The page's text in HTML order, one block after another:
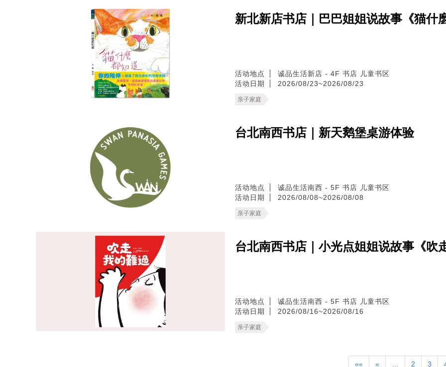
新北新店书店｜巴巴姐姐说故事《猫什
活动地点
诚品生活新店 - 4F 书店 儿童书区
活动日期
2026/08/23~2026/08/23
亲子家庭
台北南西书店｜新天鹅堡桌游体验
活动地点
诚品生活南西 - 5F 书店 儿童书区
活动日期
2026/08/08~2026/08/08
亲子家庭
台北南西书店｜小光点姐姐说故事《吹
活动地点
诚品生活南西 - 5F 书店 儿童书区
活动日期
2026/08/16~2026/08/16
亲子家庭
«« « 2 3